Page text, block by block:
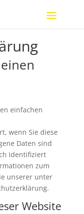
einfachen
wenn Sie diese
Daten sind
identifiziert
zum
unserer unter
Website